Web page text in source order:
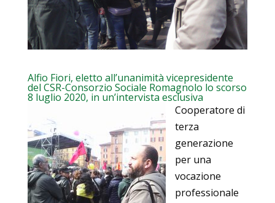
Alfio Fiori, eletto all’unanimità vicepresidente
del CSR-Consorzio Sociale Romagnolo lo scorso
8 luglio 2020, in un’intervista esclusiva
Cooperatore di
terza
generazione
per una
vocazione
professionale